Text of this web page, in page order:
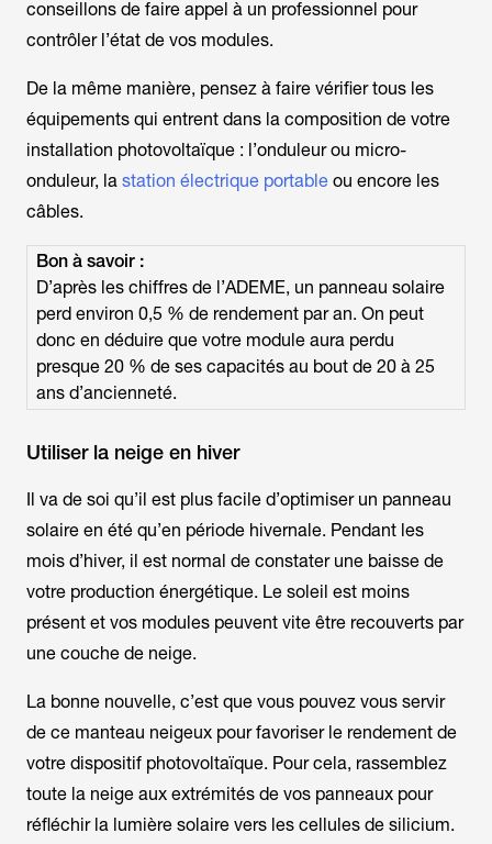
conseillons de faire appel à un professionnel pour
contrôler l’état de vos modules.
De la même manière, pensez à faire vérifier tous les
équipements qui entrent dans la composition de votre
installation photovoltaïque : l’onduleur ou micro-
onduleur, la station électrique portable ou encore les
câbles.
Bon à savoir :
D’après les chiffres de l’ADEME, un panneau solaire
perd environ 0,5 % de rendement par an. On peut
donc en déduire que votre module aura perdu
presque 20 % de ses capacités au bout de 20 à 25
ans d’ancienneté.
Utiliser la neige en hiver
Il va de soi qu’il est plus facile d’optimiser un panneau
solaire en été qu’en période hivernale. Pendant les
mois d’hiver, il est normal de constater une baisse de
votre production énergétique. Le soleil est moins
présent et vos modules peuvent vite être recouverts par
une couche de neige.
La bonne nouvelle, c’est que vous pouvez vous servir
de ce manteau neigeux pour favoriser le rendement de
votre dispositif photovoltaïque. Pour cela, rassemblez
toute la neige aux extrémités de vos panneaux pour
réfléchir la lumière solaire vers les cellules de silicium.